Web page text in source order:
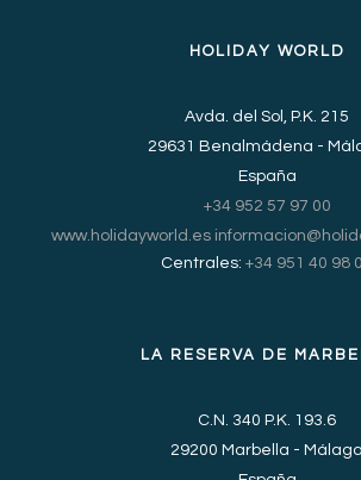
HOLIDAY WORLD
Avda. del Sol, P.K. 215
29631 Benalmádena -
España
+34 952 57 97 00
www.holidayworld.es
Centrales: +34 951 40 98
LA RESERVA DE
C.N. 340 P.K. 193.6
29200 Marbella - Málaga